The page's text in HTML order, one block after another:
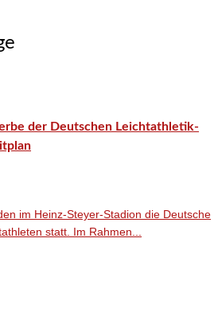
der Deutschen Leichtathletik-
im Heinz-Steyer-Stadion die Deutsche
statt. Im Rahmen...